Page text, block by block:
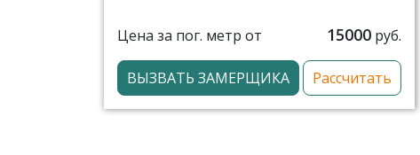
Цена за пог. метр от 15000 руб.
ВЫЗВАТЬ ЗАМЕРЩИКА Рассчитать